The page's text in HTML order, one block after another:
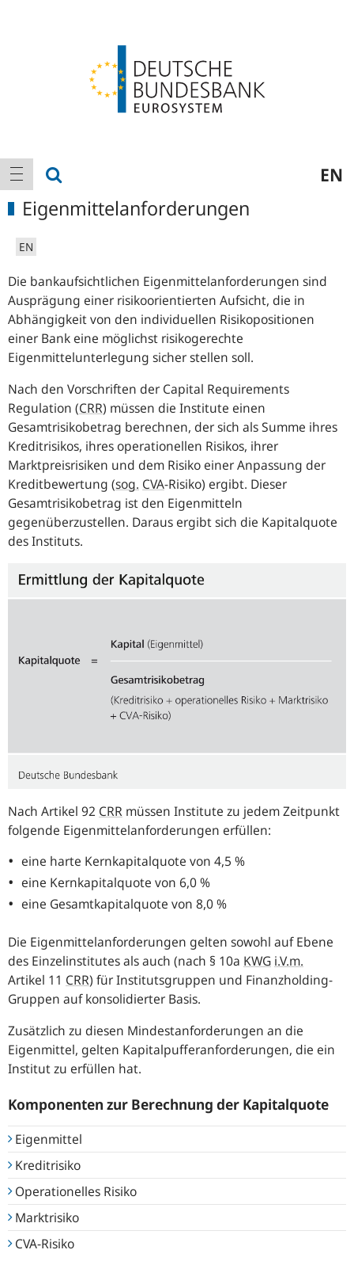
Hauptnavigation
Navigation anzeigen EN
Eigenmittelanforderungen
EN
Die bankaufsichtlichen Eigenmittelanforderungen sind
Ausprägung einer risikoorientierten Aufsicht, die in
Abhängigkeit von den individuellen Risikopositionen
einer Bank eine möglichst risikogerechte
Eigenmittelunterlegung sicher stellen soll.
Nach den Vorschriften der Capital Requirements
Regulation (CRR) müssen die Institute einen
Gesamtrisikobetrag berechnen, der sich als Summe ihres
Kreditrisikos, ihres operationellen Risikos, ihrer
Marktpreisrisiken und dem Risiko einer Anpassung der
Kreditbewertung (sog. CVA-Risiko) ergibt. Dieser
Gesamtrisikobetrag ist den Eigenmitteln
gegenüberzustellen. Daraus ergibt sich die Kapitalquote
des Instituts.
Nach Artikel 92 CRR müssen Institute zu jedem Zeitpunkt
folgende Eigenmittelanforderungen erfüllen:
eine harte Kernkapitalquote von 4,5 %
eine Kernkapitalquote von 6,0 %
eine Gesamtkapitalquote von 8,0 %
Die Eigenmittelanforderungen gelten sowohl auf Ebene
des Einzelinstitutes als auch (nach § 10a KWG i.V.m.
Artikel 11 CRR) für Institutsgruppen und Finanzholding-
Gruppen auf konsolidierter Basis.
Zusätzlich zu diesen Mindestanforderungen an die
Eigenmittel, gelten Kapitalpufferanforderungen, die ein
Institut zu erfüllen hat.
Komponenten zur Berechnung der Kapitalquote
Eigenmittel
Kreditrisiko
Operationelles Risiko
Marktrisiko
CVA-Risiko